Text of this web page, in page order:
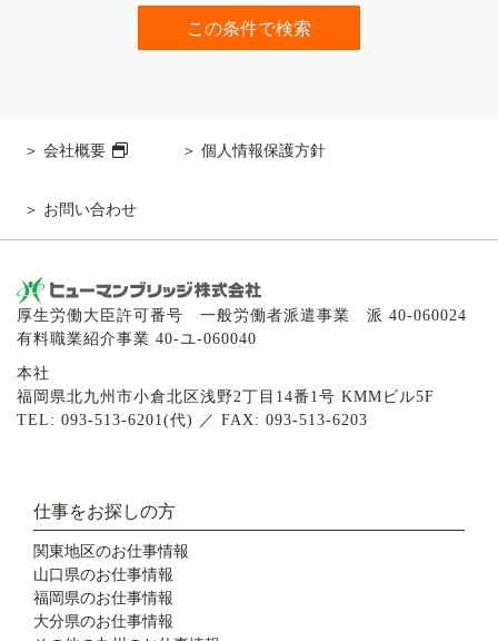
会社概要 個人情報保護方針
お問い合わせ
厚生労働大臣許可番号 一般労働者派遣事業 派 40-060024
有料職業紹介事業 40-ユ-060040
本社
福岡県北九州市小倉北区浅野2丁目14番1号 KMMビル5F
TEL: 093-513-6201(代) ／ FAX: 093-513-6203
仕事をお探しの方
関東地区のお仕事情報
山口県のお仕事情報
福岡県のお仕事情報
大分県のお仕事情報